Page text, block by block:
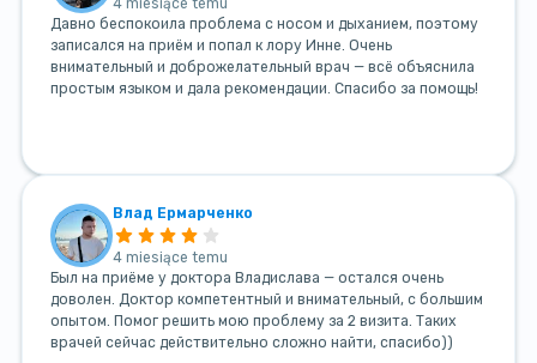
4 miesiące temu
Давно беспокоила проблема с носом и дыханием, поэтому
записался на приём и попал к лору Инне. Очень
внимательный и доброжелательный врач — всё объяснила
простым языком и дала рекомендации. Спасибо за помощь!
Влад Ермарченко
4 miesiące temu
Был на приёме у доктора Владислава — остался очень
доволен. Доктор компетентный и внимательный, с большим
опытом. Помог решить мою проблему за 2 визита. Таких
врачей сейчас действительно сложно найти, спасибо))